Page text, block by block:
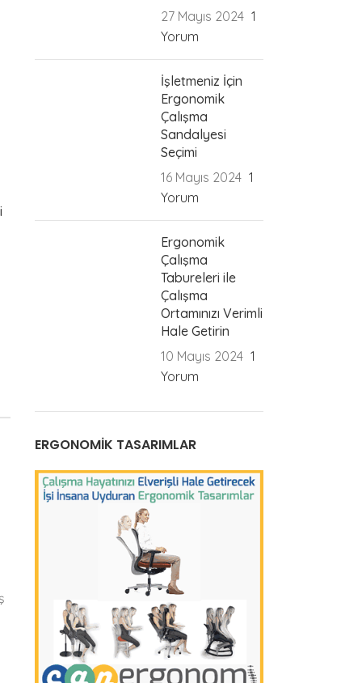
27 Mayıs 2024 1
Yorum
İşletmeniz İçin
Ergonomik
Çalışma
Sandalyesi
Seçimi
16 Mayıs 2024 1
Yorum
Ergonomik
Çalışma
Tabureleri ile
Çalışma
Ortamınızı Verimli
Hale Getirin
10 Mayıs 2024 1
Yorum
ERGONOMIK TASARIMLAR